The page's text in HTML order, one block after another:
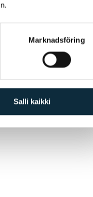
Marknadsföring
Salli kaikki